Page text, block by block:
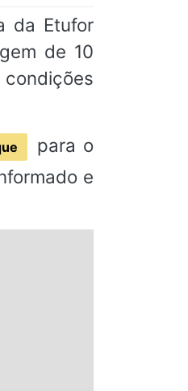
da Etufor
de 10
condições
para o
e